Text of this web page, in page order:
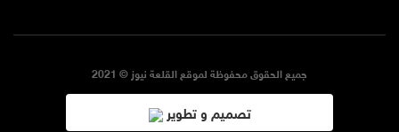
جميع الحقوق محفوظة لموقع القلعة نيوز © 2021
تصميم و تطوير